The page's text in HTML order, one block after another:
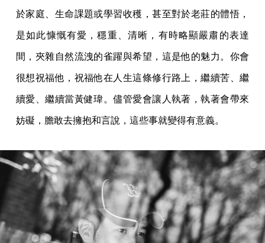
於家庭、生命課題或學習收穫，甚至對於老莊的體悟，
是如此慷慨有愛，穩重、清晰，有時略顯嚴肅的表達
間，夾雜自然流洩的雀躍與希望，這是他的魅力。你會
很想祝福他，祝福他在人生這條修行路上，繼續苦、繼
續愛、繼續當黃健瑋。儘管愛會讓人執著，執著會帶來
妨礙，膽敢去擁抱和言說，這些事就變得有意義。